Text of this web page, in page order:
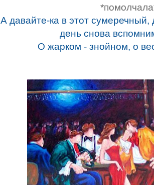
А давайте-ка в этот
день снова
О жарком - знойном, о